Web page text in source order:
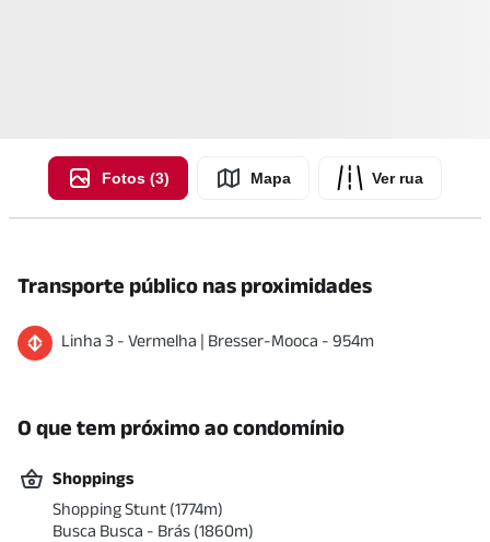
Fotos (3) Mapa Ver rua
Transporte público nas proximidades
Linha 3 - Vermelha | Bresser-Mooca - 954m
O que tem próximo ao condomínio
Shoppings
Shopping Stunt (1774m)
Busca Busca - Brás (1860m)